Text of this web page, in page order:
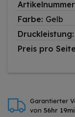
Farbe: Gelb
Druckleistung:
Preis pro
Garantierter
von 56hr